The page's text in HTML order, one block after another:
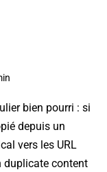
bien pourri : si
depuis un
vers les URL
duplicate content